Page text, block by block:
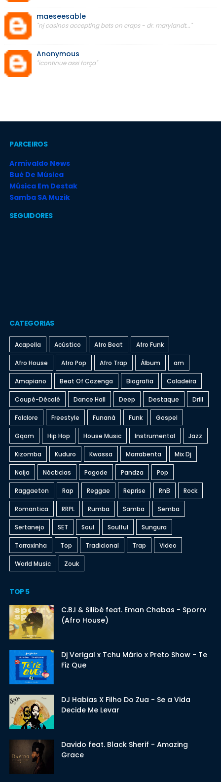
maeseesable
"nj casinos accepting bets on craps - dr. marylandt..."
Anonymous
"icontinue assi força"
PARCEIROS
Armivaldo News
Bué De Música
Música Em Destak
Samba SA Muzik
SEGUIDORES
CATEGORIAS
Acapella Acústico Afro Beat Afro Funk
Afro House Afro Pop Afro Trap Álbum am
Amapiano Beat Of Cazenga Biografia Coladeira
Coupé-Décalé Dance Hall Deep Destaque Drill
Folclore Freestyle Funaná Funk Gospel
Gqom Hip Hop House Music Instrumental Jazz
Kizomba Kuduro Kwassa Marrabenta Mix Dj
Naija Nócticias Pagode Pandza Pop
Raggaeton Rap Reggae Reprise RnB Rock
Romantica RRPL Rumba Samba Semba
Sertanejo SET Soul Soulful Sungura
Tarraxinha Top Tradicional Trap Video
World Music Zouk
TOP 5
C.B.I & Silibé feat. Eman Chabas - Sporrv
(Afro House)
Dj Verigal x Tchu Mário x Preto Show - Te
Fiz Que
DJ Habias X Filho Do Zua - Se a Vida
Decide Me Levar
Davido feat. Black Sherif - Amazing
Grace